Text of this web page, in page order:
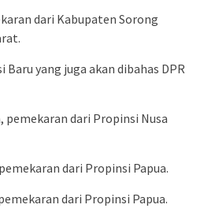
dari Kabupaten Sorong
yang juga akan dibahas DPR
pemekaran dari Propinsi Nusa
dari Propinsi Papua.
dari Propinsi Papua.